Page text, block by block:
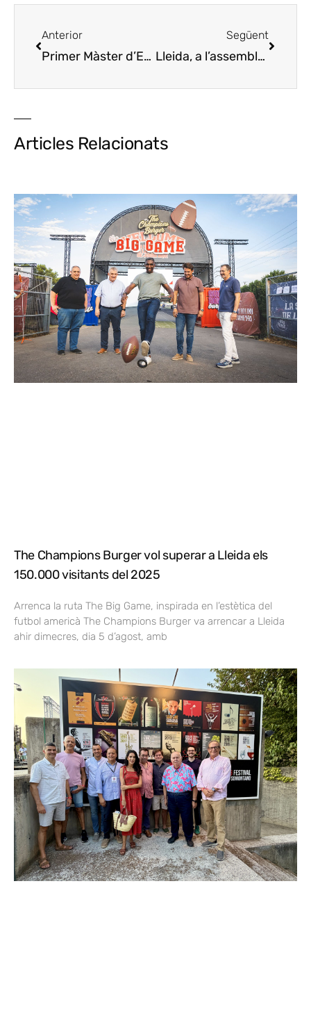
Anterior
Primer Màster d’Enoturisme d’abril a novembre de 2010
Següent
Lleida, a l’assemblea de “Saborea España”
Articles Relacionats
The Champions Burger vol superar a Lleida els
150.000 visitants del 2025
Arrenca la ruta The Big Game, inspirada en l’estètica del
futbol americà The Champions Burger va arrencar a Lleida
ahir dimecres, dia 5 d’agost, amb